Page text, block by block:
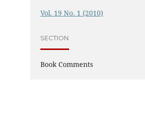
Vol. 19 No. 1 (2010)
SECTION
Book Comments